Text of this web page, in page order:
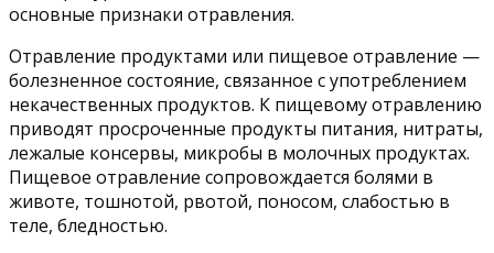
основные признаки отравления.
Отравление продуктами или пищевое отравление —
болезненное состояние, связанное с употреблением
некачественных продуктов. К пищевому отравлению
приводят просроченные продукты питания, нитраты,
лежалые консервы, микробы в молочных продуктах.
Пищевое отравление сопровождается болями в
животе, тошнотой, рвотой, поносом, слабостью в
теле, бледностью.